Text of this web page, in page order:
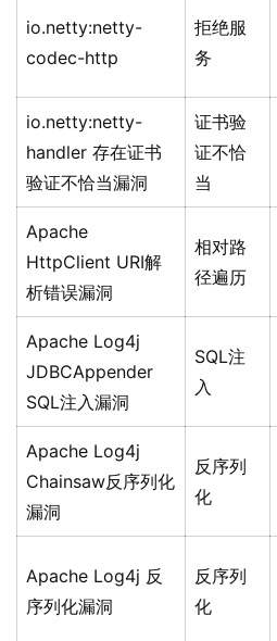
io.netty:netty-
codec-http
拒绝服
务
io.netty:netty-
handler 存在证书
验证不恰当漏洞
证书验
证不恰
当
Apache
HttpClient URI解
析错误漏洞
相对路
径遍历
Apache Log4j
JDBCAppender
SQL注入漏洞
SQL注
入
Apache Log4j
Chainsaw反序列化
漏洞
反序列
化
Apache Log4j 反
序列化漏洞
反序列
化